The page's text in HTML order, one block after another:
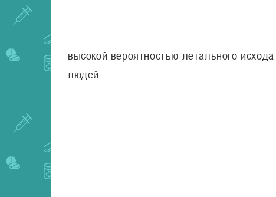
высокой вероятностью летального
людей.